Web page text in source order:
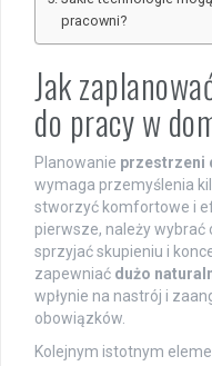
pracowni?
Jak
do pracy w
Planowanie przestrzeni
wymaga przemyślenia
stworzyć komfortowe i
pierwsze, należy wybrać
sprzyjać skupieniu i
zapewniać dużo
wpłynie na nastrój i
obowiązków.
Kolejnym istotnym